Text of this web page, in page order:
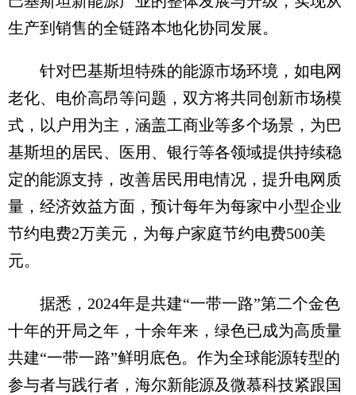
生产到销售的全链路本地化协同发展。
针对巴基斯坦特殊的能源市场环境，如电网
老化、电价高昂等问题，双方将共同创新市场模
式，以户用为主，涵盖工商业等多个场景，为巴
基斯坦的居民、医用、银行等各领域提供持续稳
定的能源支持，改善居民用电情况，提升电网质
量，经济效益方面，预计每年为每家中小型企业
节约电费2万美元，为每户家庭节约电费500美
元。
据悉，2024年是共建“一带一路”第二个金色
十年的开局之年，十余年来，绿色已成为高质量
共建“一带一路”鲜明底色。作为全球能源转型的
参与者与践行者，海尔新能源及微慕科技紧跟国